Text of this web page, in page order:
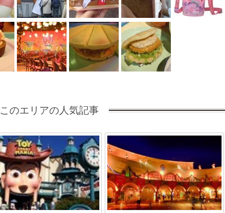
このエリアの人気記事